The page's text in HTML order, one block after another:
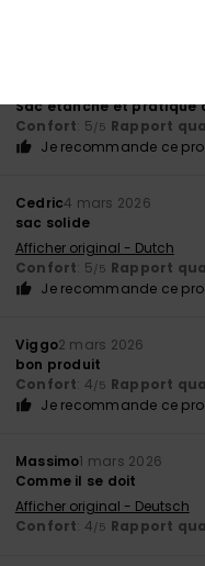
Sac étanche et pratique
Confort: 5/5 Rapport
Je recommande ce
Cedric4 mars 2026
sac solide
Afficher original - Dutch
Confort: 5/5 Rapport
Je recommande ce
Viggo2 mars 2026
bon produit
Confort: 4/5 Rapport
Je recommande ce
Massimo1 mars 2026
Comme il se doit
Afficher original - Deutsch
Confort: 4/5 Rapport